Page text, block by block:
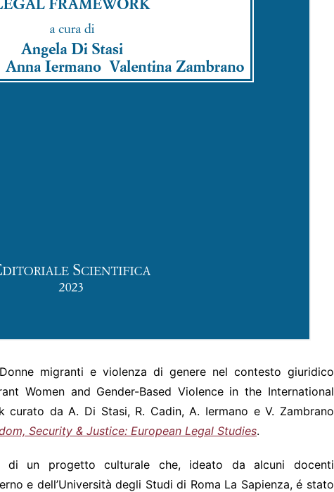
migranti e violenza di genere nel contesto giuridico
Women and Gender-Based Violence in the International
curato da A. Di Stasi, R. Cadin, A. Iermano e V. Zambrano
Security & Justice: European Legal Studies.
un progetto culturale che, ideato da alcuni docenti
e dell’Università degli Studi di Roma La Sapienza, é stato